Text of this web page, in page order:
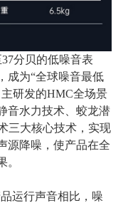
分贝的低噪音表
成为“全球噪音最低
研发的HMC全场景
音水力技术、蛟龙潜
三大核心技术，实现
源降噪，使产品在全
。
运行声音相比，噪